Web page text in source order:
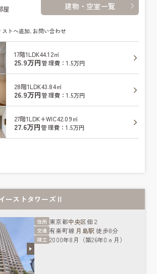
屋 建物・空室一覧
ストへ追加､お問い合わせ
17階1LDK44.12㎡
25.9万円管理費：1.5万円
28階1LDK43.84㎡
26.9万円管理費：1.5万円
27階1LDK+WIC42.09㎡
27.6万円管理費：1.5万円
ーストタワーズⅡ
住所 東京都中央区佃２
交通 有楽町線 月島駅 徒歩8分
竣工 2000年8月（築26年0ヵ月）